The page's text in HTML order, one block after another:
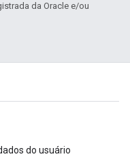
da Oracle e/ou
do usuário